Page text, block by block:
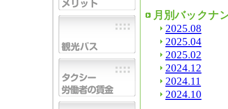
月別バックナ
2025.08
2025.04
2025.02
2024.12
2024.11
2024.10